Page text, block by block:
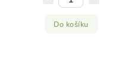
Do košíku